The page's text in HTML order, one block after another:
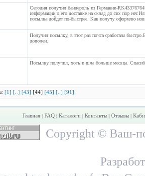
Сегодня получил бандероль из Германии-
информации о его доставке на склад до сих пор
посылка дойдет по-быстрее. Как получу оформлю
Получил посылку, в этот раз почта сработала
доволен.
Посылку получил, хоть и шла больше месяца.
[1] [..] [43] [44] [45] [..] [91]
Главная | FAQ | Каталоги | Контакты | Отзывы |
Copyright © Ваш-